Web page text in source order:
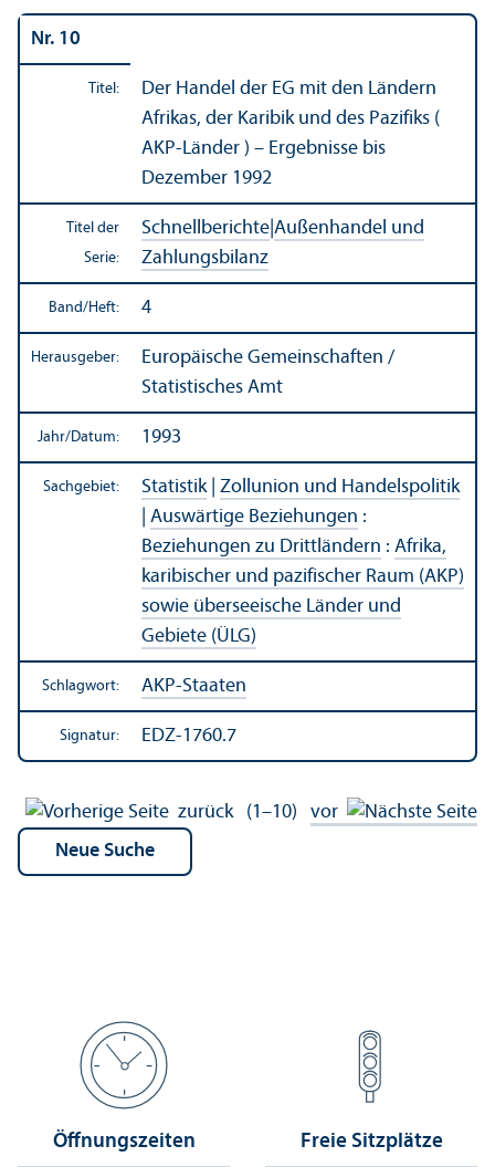
Nr. 10
Titel:
Der Handel der EG mit den Ländern
Afrikas, der Karibik und des Pazifiks (
AKP-Länder ) – Ergebnisse bis
Dezember 1992
Titel der
Serie:
Schnellberichte Außen­handel und
Zahlungs­bilanz
Band/Heft: 4
Herausgeber:
Europäische Gemeinschaften /
Statistisches Amt
Jahr/Datum: 1993
Sachgebiet: Statistik| Zollunion und Handels­politik
Auswärtige Beziehungen :
Beziehungen zu Drittländern : Afrika,
karibischer und pazifischer Raum (AKP)
sowie überseeische Länder und
Gebiete (ÜLG)
Schlagwort: AKP-Staaten
Signatur: EDZ-1760.7
zurück (1–10) vor
Öffnungs­zeiten Freie Sitzplätze